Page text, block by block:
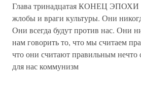
Глава тринадцатая КОНЕЦ ЭПОХИ
жлобы и враги культуры. Они
Они всегда будут против нас. Они
нам говорить то, что мы считаем
что они считают правильным нечто
для нас коммунизм